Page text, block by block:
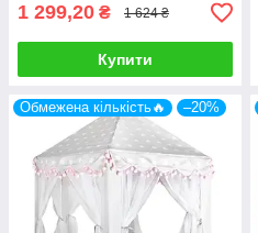
1 299,20 ₴ 1 624 ₴
Купити
Обмежена кількість🔥 –20%